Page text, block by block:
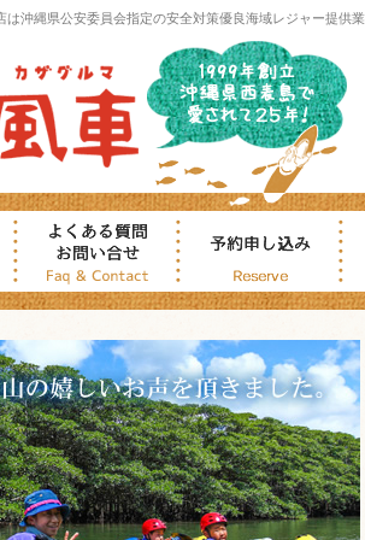
沖縄県公安委員会指定の安全対策優良海域レジャー提供